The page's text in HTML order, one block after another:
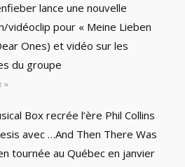
lance une nouvelle
vidéoclip pour « Meine Lieben
Ones) et vidéo sur les
du groupe
»
Box recrée l’ère Phil Collins
avec …And Then There Was
tournée au Québec en janvier